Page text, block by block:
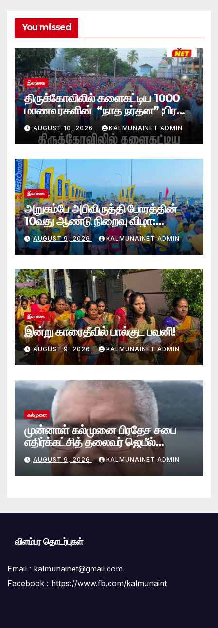
You missed
இலங்கை
திருக்கோவிலில் களைகட்டிய 1000
மாணவர்களின் “நாத நர்தன” ;பிரதி
போலீஸ் மாஅதிபரும் பங்கேற்பு
AUGUST 10, 2026 KALMUNAINET ADMIN
இலங்கை
அறுகம்பே அபிவிருத்தி போரத்தின்
10வது ஆண்டு நிறைவு விழா:
அறுகம்பே அரை மரதன் ஓட்டத்தில்
இலங்கை சிவராஜன் முதலிடம்!
AUGUST 9, 2026 KALMUNAINET ADMIN
இலங்கை
இன்று காரைதீவில் பால்குட பவனி!
AUGUST 9, 2026 KALMUNAINET ADMIN
கல்முனை
முன்னாள் கல்முனை பிரதேச சபை
எதிர்க்கட்சித் தலைவர் ஜெமீல்
காலமானார்.!
AUGUST 9, 2026 KALMUNAINET ADMIN
விளம்பர தொடர்புகள்
Email : kalmunainet@gmail.com
Facebook : https://www.fb.com/kalmunaint